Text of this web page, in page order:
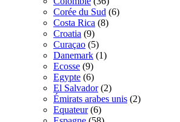
Corée du Sud (6)
Costa Rica (8)
Croatia (9)
Curaçao (5)
Danemark (1)
Ecosse (9)
Egypte (6)
El Salvador (2)
Émirats arabes unis (2)
Equateur (6)